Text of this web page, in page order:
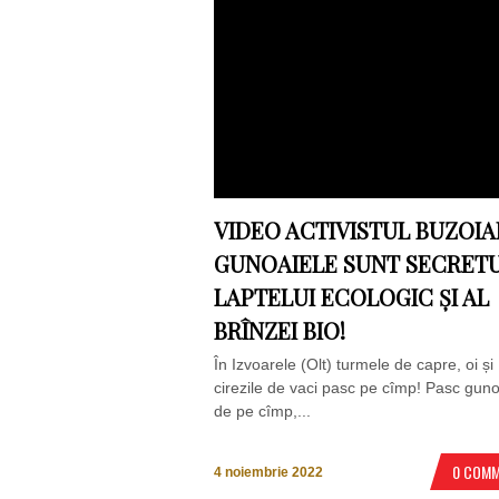
VIDEO ACTIVISTUL
GUNOAIELE SUNT
LAPTELUI ECOLOGIC ȘI AL
BRÎNZEI BIO!
În Izvoarele (Olt) turmele de capre, oi și
cirezile de vaci pasc pe cîmp! Pasc
de pe cîmp,...
4 noiembrie 2022 0